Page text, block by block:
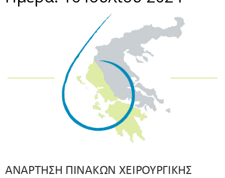
ΑΝΑΡΤΗΣΗ ΠΙΝΑΚΩΝ ΧΕΙΡΟΥΡΓΙΚΗΣ